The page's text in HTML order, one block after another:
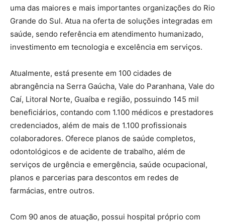
uma das maiores e mais importantes organizações do Rio
Grande do Sul. Atua na oferta de soluções integradas em
saúde, sendo referência em atendimento humanizado,
investimento em tecnologia e excelência em serviços.
Atualmente, está presente em 100 cidades de
abrangência na Serra Gaúcha, Vale do Paranhana, Vale do
Caí, Litoral Norte, Guaíba e região, possuindo 145 mil
beneficiários, contando com 1.100 médicos e prestadores
credenciados, além de mais de 1.100 profissionais
colaboradores. Oferece planos de saúde completos,
odontológicos e de acidente de trabalho, além de
serviços de urgência e emergência, saúde ocupacional,
planos e parcerias para descontos em redes de
farmácias, entre outros.
Com 90 anos de atuação, possui hospital próprio com